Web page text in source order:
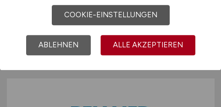
Advantest Europe GmbH
Böblingen
COOKIE-EINSTELLUNGEN
ABLEHNEN ALLE AKZEPTIEREN